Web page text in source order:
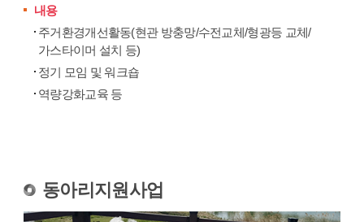
내용
주거환경개선활동(현관 방충망/수전교체/형광등 교체/
가스타이머 설치 등)
정기 모임 및 워크숍
역량강화교육 등
동아리지원사업